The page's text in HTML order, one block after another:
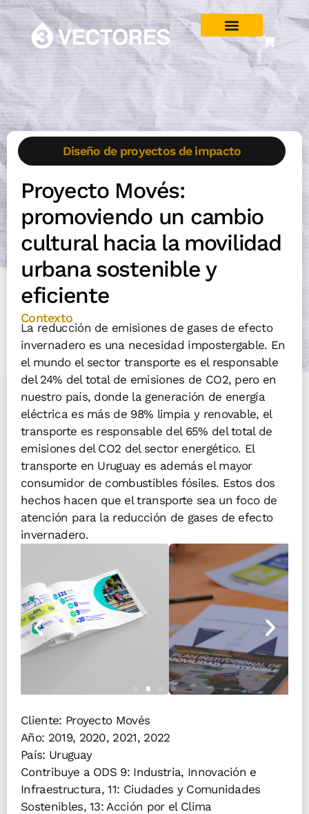
Diseño de proyectos de impacto
Proyecto Movés:
promoviendo un cambio
cultural hacia la movilidad
urbana sostenible y
eficiente
Contexto
La reducción de emisiones de gases de efecto
invernadero es una necesidad impostergable. En
el mundo el sector transporte es el responsable
del 24% del total de emisiones de CO2, pero en
nuestro país, donde la generación de energía
eléctrica es más de 98% limpia y renovable, el
transporte es responsable del 65% del total de
emisiones del CO2 del sector energético. El
transporte en Uruguay es además el mayor
consumidor de combustibles fósiles. Estos dos
hechos hacen que el transporte sea un foco de
atención para la reducción de gases de efecto
invernadero.
Cliente: Proyecto Movés
Año: 2019, 2020, 2021, 2022
País: Uruguay
Contribuye a ODS 9: Industria, Innovación e
Infraestructura, 11: Ciudades y Comunidades
Sostenibles, 13: Acción por el Clima